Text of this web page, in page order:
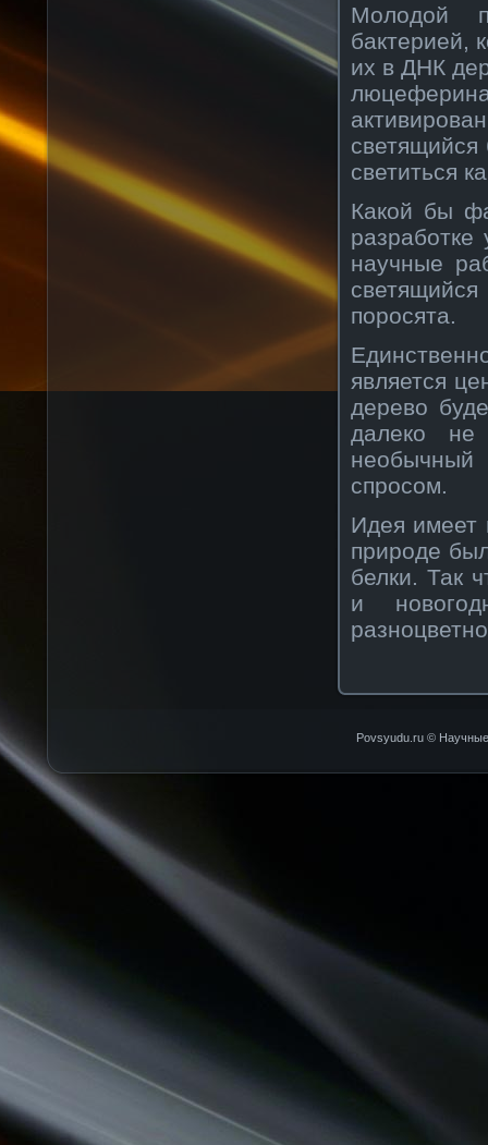
Молодой
бактерией,
их в ДНК
светящийся
светиться
Какой бы
научные
поросята.
является
дерево
далеко
необычный
спросом.
Идея имеет
природе
белки. Так
и
Povsyudu.ru © Научные